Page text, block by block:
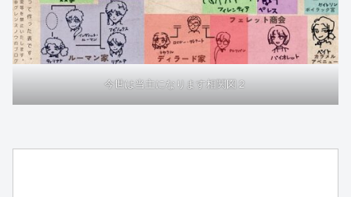
今世は当主になります相関図２